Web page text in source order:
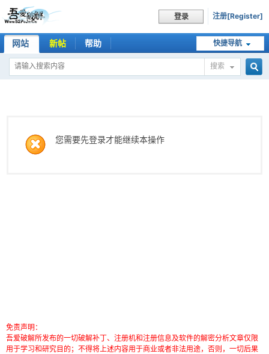
登录 注册[Register]
快捷导航
网站 新帖 帮助
搜索
您需要先登录才能继续本操作
免责声明：
吾爱破解所发布的一切破解补丁、注册机和注册信息及软件的解密分析文章仅限
用于学习和研究目的；不得将上述内容用于商业或者非法用途，否则，一切后果